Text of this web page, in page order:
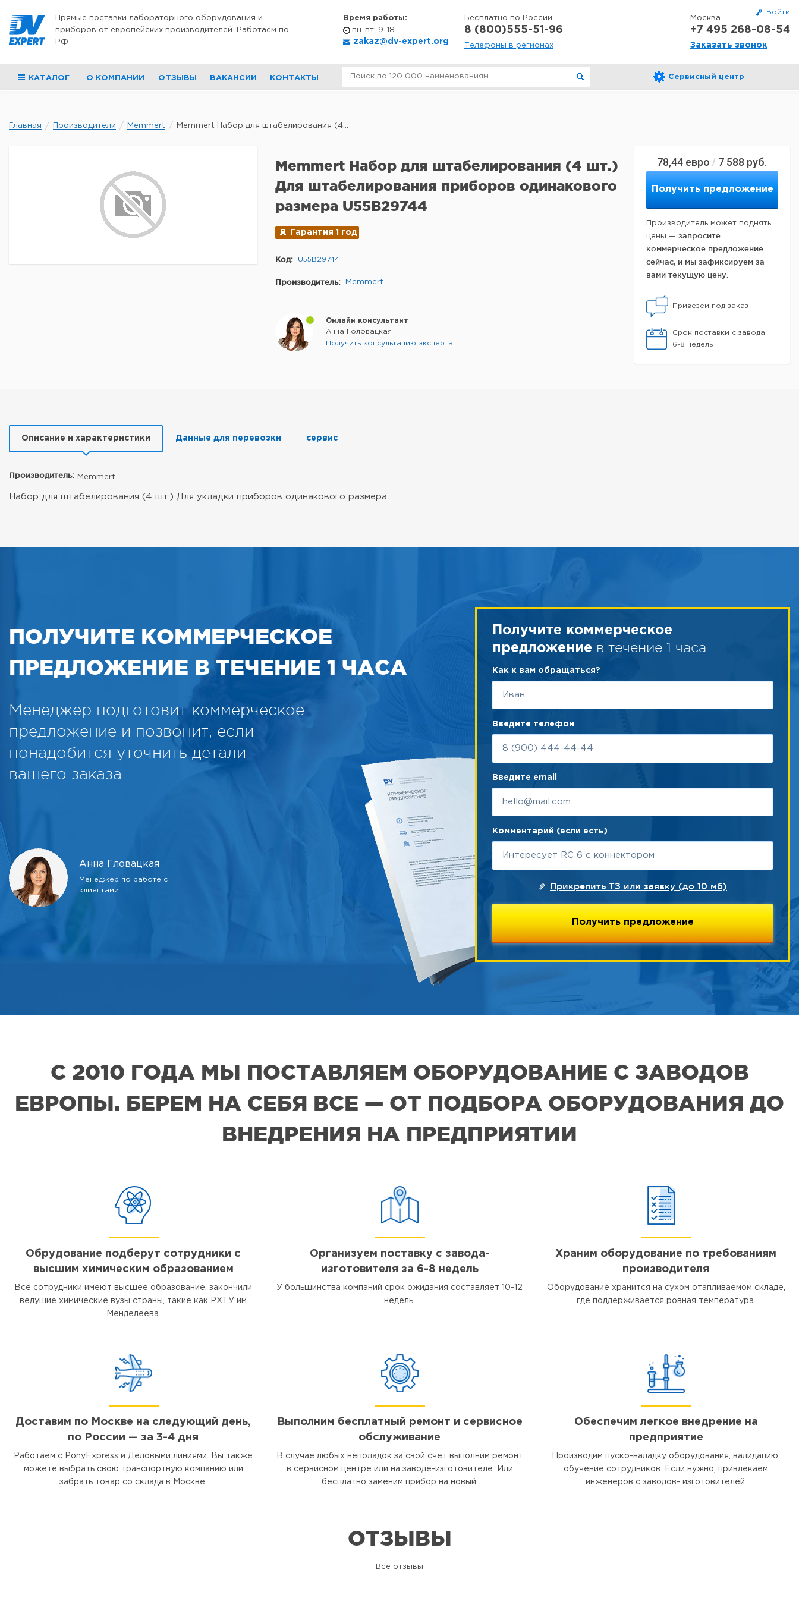
Войти
Прямые поставки лабораторного оборудования и
приборов от европейских производителей. Работаем по
РФ
Время работы:
пн-пт: 9-18
zakaz@dv-expert.org
Бесплатно по России
8 (800)555-51-96
Телефоны в регионах
Москва
+7 495 268-08-54
Заказать звонок
КАТАЛОГ О КОМПАНИИ ОТЗЫВЫ ВАКАНСИИ КОНТАКТЫ Сервисный центр
Главная Производители Memmert Memmert Набор для штабелирования (4...
78,44 евро / 7 588 руб.
Получить предложение
Производитель может поднять
цены — запросите
коммерческое предложение
сейчас, и мы зафиксируем за
вами текущую цену.
Привезем под заказ
Срок поставки с завода
6-8 недель
Memmert Набор для штабелирования (4 шт.)
Для штабелирования приборов одинакового
размера U55B29744
Гарантия 1 год
Код: U55B29744
Производитель: Memmert
Онлайн консультант
Анна Головацкая
Получить консультацию эксперта
Описание и характеристики Данные для перевозки сервис
Производитель: Memmert
Набор для штабелирования (4 шт.) Для укладки приборов одинакового размера
ПОЛУЧИТЕ КОММЕРЧЕСКОЕ
ПРЕДЛОЖЕНИЕ В ТЕЧЕНИЕ 1 ЧАСА
Менеджер подготовит коммерческое
предложение и позвонит, если
понадобится уточнить детали
вашего заказа
Анна Гловацкая
Менеджер по работе с
клиентами
Получите коммерческое
предложение в течение 1 часа
Как к вам обращаться?
Введите телефон
Введите email
Комментарий (если есть)
Прикрепить ТЗ или заявку (до 10 мб)
С 2010 ГОДА МЫ ПОСТАВЛЯЕМ ОБОРУДОВАНИЕ С ЗАВОДОВ
ЕВРОПЫ. БЕРЕМ НА СЕБЯ ВСЕ — ОТ ПОДБОРА ОБОРУДОВАНИЯ ДО
ВНЕДРЕНИЯ НА ПРЕДПРИЯТИИ
Обрудование подберут сотрудники с
высшим химическим образованием
Все сотрудники имеют высшее образование, закончили
ведущие химические вузы страны, такие как РХТУ им
Менделеева.
Организуем поставку с завода-
изготовителя за 6-8 недель
У большинства компаний срок ожидания составляет 10-12
недель.
Храним оборудование по требованиям
производителя
Оборудование хранится на сухом отапливаемом складе,
где поддерживается ровная температура.
Доставим по Москве на следующий день,
по России — за 3-4 дня
Работаем с PonyExpress и Деловыми линиями. Вы также
можете выбрать свою транспортную компанию или
забрать товар со склада в Москве.
Выполним бесплатный ремонт и сервисное
обслуживание
В случае любых неполадок за свой счет выполним ремонт
в сервисном центре или на заводе-изготовителе. Или
бесплатно заменим прибор на новый.
Обеспечим легкое внедрение на
предприятие
Производим пуско-наладку оборудования, валидацию,
обучение сотрудников. Если нужно, привлекаем
инженеров с заводов- изготовителей.
ОТЗЫВЫ
Все отзывы